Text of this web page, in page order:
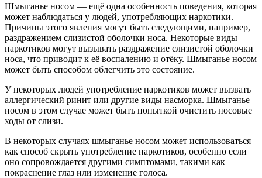
Шмыганье носом — ещё одна особенность поведения, которая
может наблюдаться у людей, употребляющих наркотики.
Причины этого явления могут быть следующими, например,
раздражением слизистой оболочки носа. Некоторые виды
наркотиков могут вызывать раздражение слизистой оболочки
носа, что приводит к её воспалению и отёку. Шмыганье носом
может быть способом облегчить это состояние.
У некоторых людей употребление наркотиков может вызвать
аллергический ринит или другие виды насморка. Шмыганье
носом в этом случае может быть попыткой очистить носовые
ходы от слизи.
В некоторых случаях шмыганье носом может использоваться
как способ скрыть употребление наркотиков, особенно если
оно сопровождается другими симптомами, такими как
покраснение глаз или изменение голоса.